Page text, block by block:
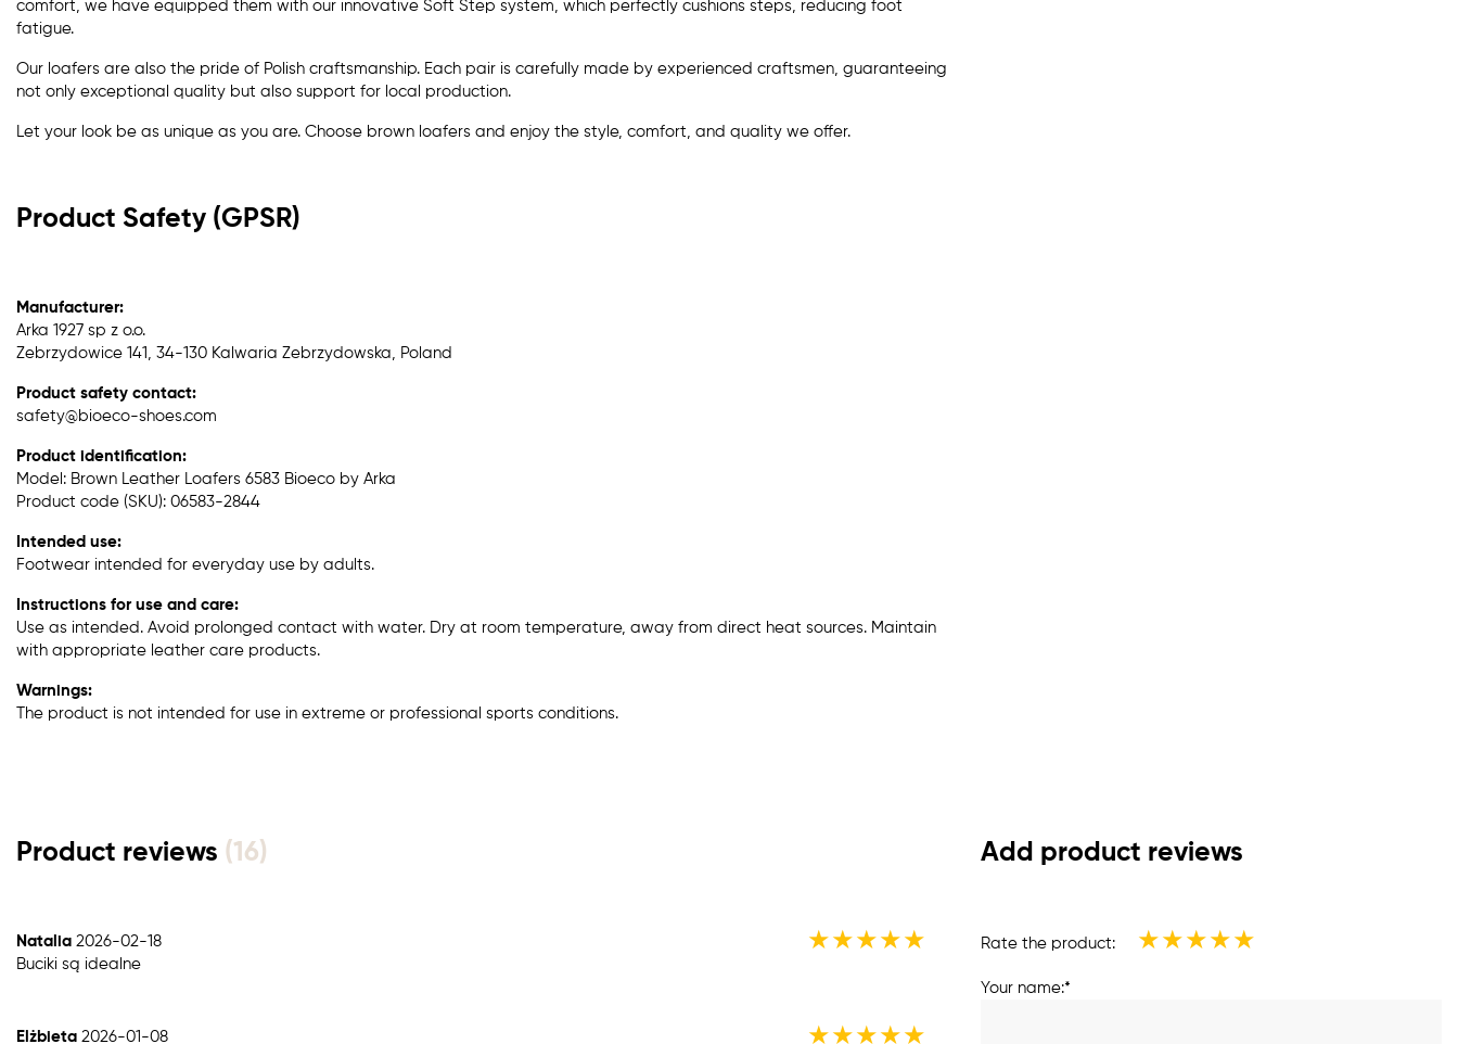
comfort, we have equipped them with our innovative Soft Step system, which perfectly cushions steps, reducing foot
fatigue.
Our loafers are also the pride of Polish craftsmanship. Each pair is carefully made by experienced craftsmen, guaranteeing
not only exceptional quality but also support for local production.
Let your look be as unique as you are. Choose brown loafers and enjoy the style, comfort, and quality we offer.
Product Safety (GPSR)
Manufacturer:
Arka 1927 sp z o.o.
Zebrzydowice 141, 34-130 Kalwaria Zebrzydowska, Poland
Product safety contact:
safety@bioeco-shoes.com
Product identification:
Model: Brown Leather Loafers 6583 Bioeco by Arka
Product code (SKU): 06583-2844
Intended use:
Footwear intended for everyday use by adults.
Instructions for use and care:
Use as intended. Avoid prolonged contact with water. Dry at room temperature, away from direct heat sources. Maintain
with appropriate leather care products.
Warnings:
The product is not intended for use in extreme or professional sports conditions.
Product reviews (16)
Natalia 2026-02-18 ★★★★★
Buciki są idealne
Elżbieta 2026-01-08 ★★★★★
Add product reviews
Rate the product: ★★★★★
Your name:*